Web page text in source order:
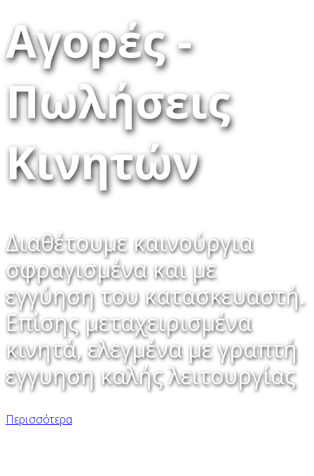
Αγορές -
Πωλήσεις
Κινητών
Διαθέτουμε καινούργια
σφραγισμένα και με
εγγύηση του κατασκευαστή.
Επίσης μεταχειρισμένα
κινητά, ελεγμένα με γραπτή
εγγυηση καλής λειτουργίας
Περισσότερα